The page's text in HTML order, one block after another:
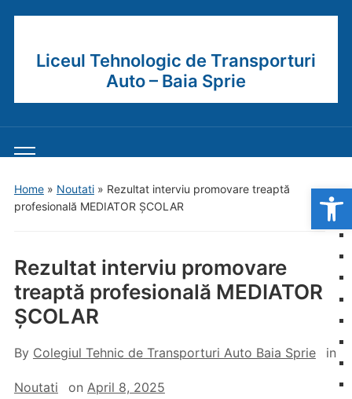
Liceul Tehnologic de Transporturi
Auto – Baia Sprie
Toggle
menu
Home» Noutati» Rezultat interviu promovare treaptă
profesională MEDIATOR ȘCOLAR
Rezultat interviu promovare
treaptă profesională MEDIATOR
ȘCOLAR
By Colegiul Tehnic de Transporturi Auto Baia Sprie in
Noutati on April 8, 2025